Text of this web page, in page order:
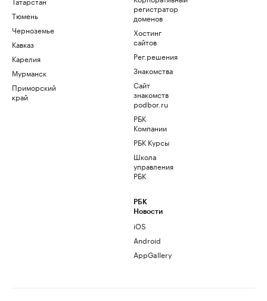
Тюмень
Черноземье
Кавказ
Карелия
Мурманск
Приморский
край
регистратор
доменов
Хостинг
сайтов
Рег.решения
Знакомства
Сайт
знакомств
podbor.ru
РБК
Компании
РБК Курсы
Школа
управления
РБК
РБК
Новости
iOS
Android
AppGallery